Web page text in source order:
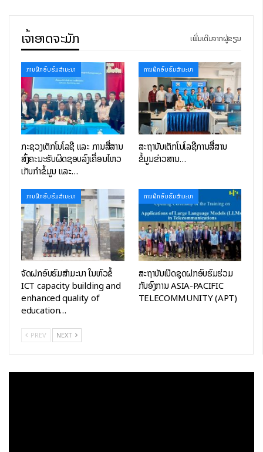
-ການເຮັດ Authentication
-ການສ້າງ CRUD
-ການສ້າງໂປຣເຈັກຕົວຈິງ
ສິ່ງທີ່ຈະໄດ້ຮັບຈາກການຝຶກອົບຮົມ
-ເພີ່ມທັກສະຕົນເອງທາງດ້ານການຂຽນໂປຣແກມ
-ໂອກາດໃນການເຮັດວຽກກັບບໍລິສັດໄອທີ
-ການລົງມືປະຕິບັດເຮັດຕົວຈິງ
-ການທົດລອງເຮັດໂປຣເຈັກ
-ໃບຢັ້ງຢືນການຝຶກຮົບຮົມ
ສະຖານທີ່ຝຶກອົບຮົມ ສູນເຕັກໂນໂລຊີການສື່ສານຂໍ້ມູນຂ່າວສານ
ວັນຈັນ-ວັນສຸກ ເວລາ 18:00 – 20:00
ຄ່າລົງທະບຽນ 2,000,000 ກີບ
ສົນໃຈລົງທະບຽນ:
https://forms.gle/5vtzimK7ygBqRqz16
ສໍາລັບລູກຄ້າທີ່ສົນໃຈຝຶກອົບຮົມນອກສະຖານທີ່ ຫຼືເປັນອົງກອນ ສາມາດ
ຕິດຕໍ່ພວກເຮົາໄດ້
ຂໍ້ມູນຕິດຕໍ່
020 55454496
020 52202014
ເຈົ້າອາດຈະມັກ ເພີ່ມເຕີມຈາກຜູ້ຂຽນ
ການຝຶກອົບຮົມສໍາມະນາ
ກະຊວງເຕັກໂນໂລຊີ ແລະ ການສື່ສານ
ສົ່ງຄະນະຮັບຜິດຊອບລົງເຄື່ອນໄຫວ
ເກັບກຳຂໍ້ມູນ ແລະ…
ການຝຶກອົບຮົມສໍາມະນາ
ສະຖາບັນເຕັກໂນໂລຊີການສື່ສານ
ຂໍ້ມູນຂ່າວສານ…
ການຝຶກອົບຮົມສໍາມະນາ
ຈັດຝຶກອົບຮົມສໍາມະນາ ໃນຫົວຂໍ້
ICT capacity building and
enhanced quality of
education…
ການຝຶກອົບຮົມສໍາມະນາ
ສະຖາບັນເປີດຊຸດຝຶກອົບຮົມຮ່ວມ
ກັບອົງການ ASIA-PACIFIC
TELECOMMUNITY (APT)
PREV NEXT